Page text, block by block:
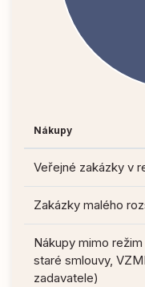
Nákupy
Veřejné zakázky v
Zakázky malého
Nákupy mimo
staré smlouvy,
zadavatele)